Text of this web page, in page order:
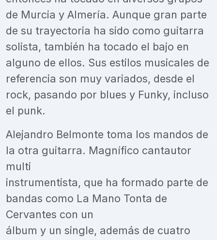
de Murcia y Almería. Aunque gran parte
de su trayectoria ha sido como guitarra
solista, también ha tocado el bajo en
alguno de ellos. Sus estilos musicales de
referencia son muy variados, desde el
rock, pasando por blues y Funky, incluso
el punk.
Alejandro Belmonte toma los mandos de
la otra guitarra. Magnífico cantautor
multi
instrumentista, que ha formado parte de
bandas como La Mano Tonta de
Cervantes con un
álbum y un single, además de cuatro